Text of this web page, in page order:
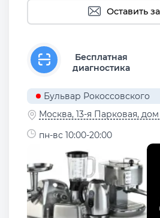
Оставить
Бесплатная
диагностика
Бульвар Рокоссовского
Москва, 13-я Парковая, дом
пн-вс 10:00-20:00